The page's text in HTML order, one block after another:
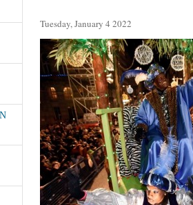
Tuesday, January 4 2022